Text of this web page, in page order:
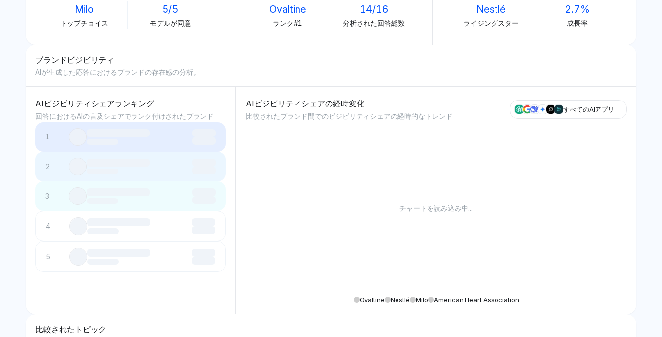
Milo
トップチョイス
5/5
モデルが同意
Ovaltine
ランク#1
14/16
分析された回答総数
Nestlé
ライジングスター
2.7%
成長率
ブランドビジビリティ
AIが生成した応答におけるブランドの存在感の分析。
AIビジビリティシェアランキング
回答におけるAIの言及シェアでランク付けされたブランド
1
2
3
4
5
AIビジビリティシェアの経時変化
比較されたブランド間でのビジビリティシェアの経時的なトレンド
すべてのAIアプリ
チャートを読み込み中...
Ovaltine Nestlé Milo American Heart Association
比較されたトピック